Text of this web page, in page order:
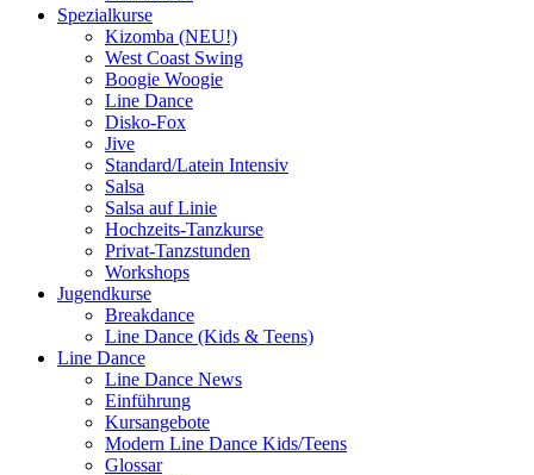
Spezialkurse
Kizomba (NEU!)
West Coast Swing
Boogie Woogie
Line Dance
Disko-Fox
Jive
Standard/Latein Intensiv
Salsa
Salsa auf Linie
Hochzeits-Tanzkurse
Privat-Tanzstunden
Workshops
Jugendkurse
Breakdance
Line Dance (Kids & Teens)
Line Dance
Line Dance News
Einführung
Kursangebote
Modern Line Dance Kids/Teens
Glossar